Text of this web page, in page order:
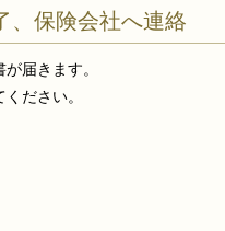
、保険会社へ連絡
届きます。
ださい。